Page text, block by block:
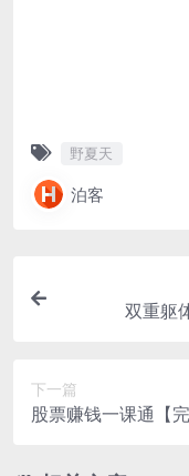
野夏天
泊客
双重躯
下一篇
股票赚钱一课通【完